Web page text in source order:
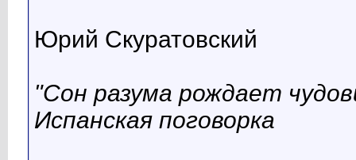
Юрий Скуратовский
"Сон разума рождает
Испанская поговорка